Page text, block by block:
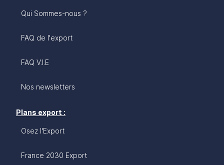
Qui Sommes-nous ?
FAQ de l'export
FAQ V.I.E
Nos newsletters
Plans export :
Osez l'Export
France 2030 Export